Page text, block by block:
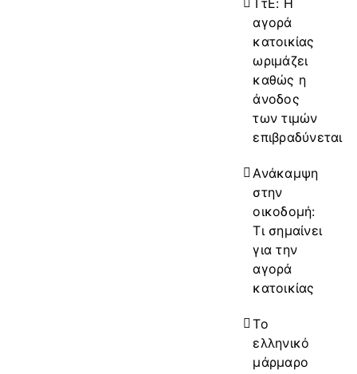
αγορά
κατοικίας
ωριμάζει
καθώς η
άνοδος
των τιμών
επιβραδύνεται
Ανάκαμψη
στην
οικοδομή:
Τι σημαίνει
για την
αγορά
κατοικίας
Το
ελληνικό
μάρμαρο